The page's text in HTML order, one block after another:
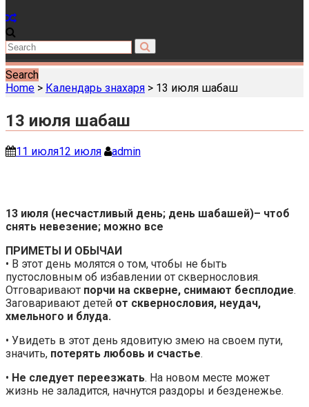
Search
Home > Календарь знахаря > 13 июля шабаш
13 июля шабаш
11 июля12 июля admin
13 июля (несчастливый день; день шабашей)– чтоб
снять невезение; можно все
ПРИМЕТЫ И ОБЫЧАИ
• В этот день молятся о том, чтобы не быть
пустословным об избавлении от сквернословия.
Отговаривают порчи на скверне, снимают бесплодие.
Заговаривают детей от сквернословия, неудач,
хмельного и блуда.
• Увидеть в этот день ядовитую змею на своем пути,
значить, потерять любовь и счастье.
• Не следует переезжать. На новом месте может
жизнь не заладится, начнутся раздоры и безденежье.